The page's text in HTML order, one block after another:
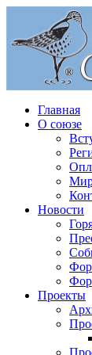
Главная
О союзе
Новости
Проекты